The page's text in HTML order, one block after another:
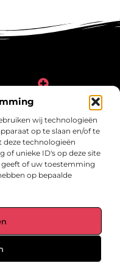
wij technologieën
op te slaan en/of te
technologieën
of unieke ID's op deze site
of uw toestemming
op bepaalde
het dagelijks leven boeiend